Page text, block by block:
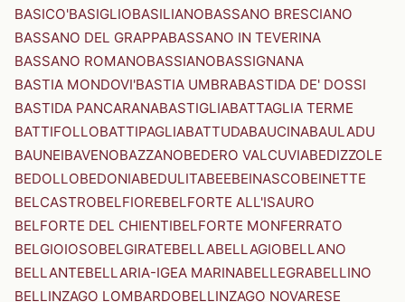
BASICO'BASIGLIOBASILIANOBASSANO BRESCIANO
BASSANO DEL GRAPPABASSANO IN TEVERINA
BASSANO ROMANOBASSIANOBASSIGNANA
BASTIA MONDOVI'BASTIA UMBRABASTIDA DE' DOSSI
BASTIDA PANCARANABASTIGLIABATTAGLIA TERME
BATTIFOLLOBATTIPAGLIABATTUDABAUCINABAULADU
BAUNEIBAVENOBAZZANOBEDERO VALCUVIABEDIZZOLE
BEDOLLOBEDONIABEDULITABEEBEINASCOBEINETTE
BELCASTROBELFIOREBELFORTE ALL'ISAURO
BELFORTE DEL CHIENTIBELFORTE MONFERRATO
BELGIOIOSOBELGIRATEBELLABELLAGIOBELLANO
BELLANTEBELLARIA-IGEA MARINABELLEGRABELLINO
BELLINZAGO LOMBARDOBELLINZAGO NOVARESE